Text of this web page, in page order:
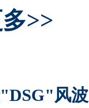
>>
风波